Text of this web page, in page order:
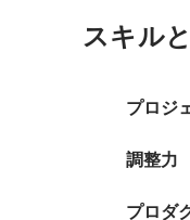
スキル
プロジ
調整力
プロダ